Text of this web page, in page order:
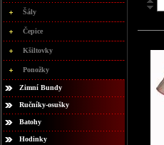
Šály
Čepice
Kšiltovky
Ponožky
Zimní Bundy
Ručníky-osušky
Batohy
Hodinky